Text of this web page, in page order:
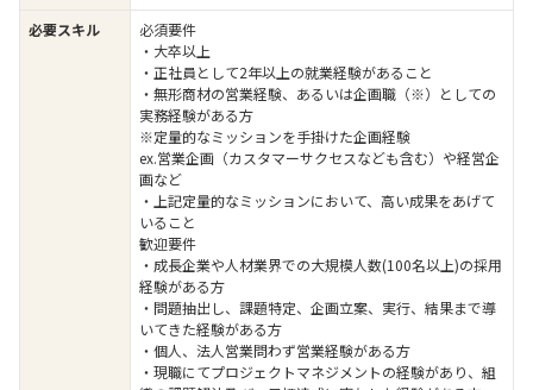
必要スキル
必須要件
・大卒以上
・正社員として2年以上の就業経験があること
・無形商材の営業経験、あるいは企画職（※）としての
実務経験がある方
※定量的なミッションを手掛けた企画経験
ex.営業企画（カスタマーサクセスなども含む）や経営企
画など
・上記定量的なミッションにおいて、高い成果をあげて
いること
歓迎要件
・成長企業や人材業界での大規模人数(100名以上)の採用
経験がある方
・問題抽出し、課題特定、企画立案、実行、結果まで導
いてきた経験がある方
・個人、法人営業問わず営業経験がある方
・現職にてプロジェクトマネジメントの経験があり、組